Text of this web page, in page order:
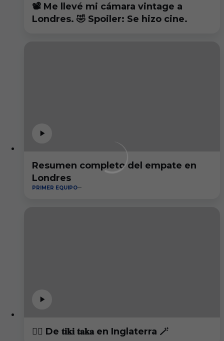
📽️ Me llevé mi cámara vintage a
Londres. 🤣 Spoiler: Se hizo cine.
Resumen completo del empate en
Londres
PRIMER EQUIPO
😮‍💨 De 𝐭𝐢𝐤𝐢 𝐭𝐚𝐤𝐚 en Inglaterra 🪄